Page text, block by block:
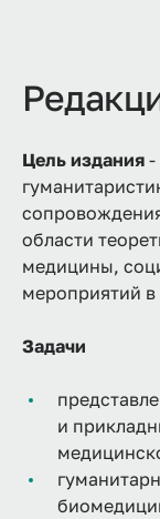
Цель издания -
области
медицины,
мероприятий в
Задачи
и